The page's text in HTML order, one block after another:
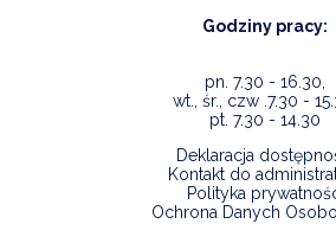
Godziny pracy:
pn. 7.30 - 16.30,
wt., śr., czw .7.30 -
pt. 7.30 - 14.30
Deklaracja
Kontakt do
Polityka
Ochrona Danych